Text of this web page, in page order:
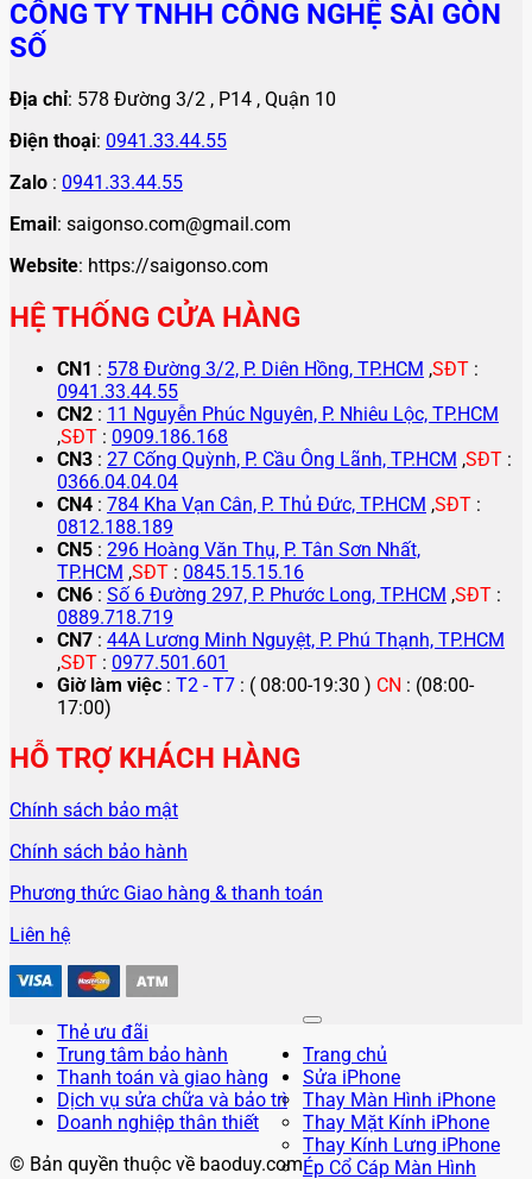
CÔNG TY TNHH CÔNG NGHỆ SÀI GÒN
SỐ
Địa chỉ: 578 Đường 3/2 , P14 , Quận 10
Điện thoại: 0941.33.44.55
Zalo : 0941.33.44.55
Email: saigonso.com@gmail.com
Website: https://saigonso.com
HỆ THỐNG CỬA HÀNG
CN1 : 578 Đường 3/2, P. Diên Hồng, TP.HCM ,SĐT :
0941.33.44.55
CN2 : 11 Nguyễn Phúc Nguyên, P. Nhiêu Lộc, TP.HCM
,SĐT : 0909.186.168
CN3 : 27 Cống Quỳnh, P. Cầu Ông Lãnh, TP.HCM ,SĐT :
0366.04.04.04
CN4 : 784 Kha Vạn Cân, P. Thủ Đức, TP.HCM ,SĐT :
0812.188.189
CN5 : 296 Hoàng Văn Thụ, P. Tân Sơn Nhất,
TP.HCM ,SĐT : 0845.15.15.16
CN6 : Số 6 Đường 297, P. Phước Long, TP.HCM ,SĐT :
0889.718.719
CN7 : 44A Lương Minh Nguyệt, P. Phú Thạnh, TP.HCM
,SĐT : 0977.501.601
Giờ làm việc : T2 - T7 : ( 08:00-19:30 ) CN : (08:00-
17:00)
HỖ TRỢ KHÁCH HÀNG
Chính sách bảo mật
Chính sách bảo hành
Phương thức Giao hàng & thanh toán
Liên hệ
Thẻ ưu đãi
Trung tâm bảo hành
Thanh toán và giao hàng
Dịch vụ sửa chữa và bảo trì
Doanh nghiệp thân thiết
© Bản quyền thuộc về baoduy.com
Trang chủ
Sửa iPhone
Thay Màn Hình iPhone
Thay Mặt Kính iPhone
Thay Kính Lưng iPhone
Ép Cổ Cáp Màn Hình